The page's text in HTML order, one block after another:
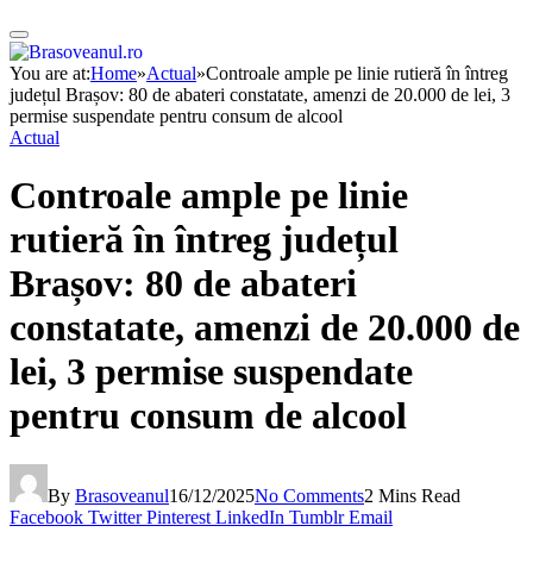
You are at:Home»Actual»Controale ample pe linie rutieră în întreg
județul Brașov: 80 de abateri constatate, amenzi de 20.000 de lei, 3
permise suspendate pentru consum de alcool
Actual
Controale ample pe linie
rutieră în întreg județul
Brașov: 80 de abateri
constatate, amenzi de 20.000 de
lei, 3 permise suspendate
pentru consum de alcool
By Brasoveanul16/12/2025No Comments2 Mins Read
Facebook Twitter Pinterest LinkedIn Tumblr Email